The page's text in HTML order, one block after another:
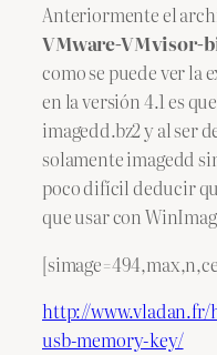
Anteriormente el
VMware-VMvisor-
como se puede ver la
en la versión 4.1 es
imagedd.bz2 y al ser
solamente imagedd
poco difícil deducir
que usar con
http://
usb-memory-key/